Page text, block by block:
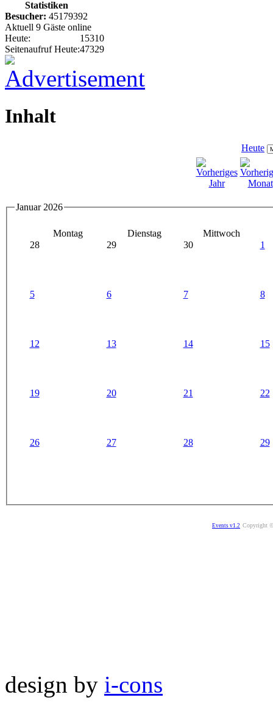
Statistiken
Besucher: 45179392
Aktuell 9 Gäste online
Heute:
15310
Seitenaufruf Heute:47329
Inhalt
Heute
Januar 2026
Montag Dienstag
Mittwoch
28
29 30 1
5 6 7 8
12 13 14 15
19 20 21 22
26 27 28 29
Events v1.2 Copyright
design by i-cons